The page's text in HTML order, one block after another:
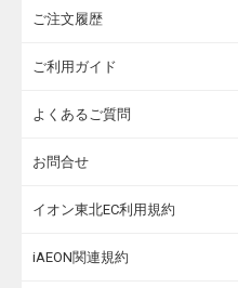
ご注文履歴
ご利用ガイド
よくあるご質問
お問合せ
イオン東北EC利用規約
iAEON関連規約